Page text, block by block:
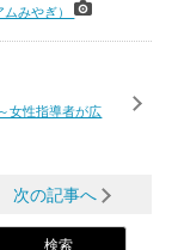
ムみやぎ）
女性指導者が広
次の記事へ